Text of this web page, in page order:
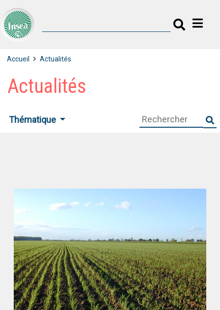
Accueil Actualités
Actualités
Thématique